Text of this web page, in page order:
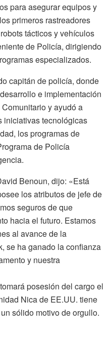
para asegurar equipos y
primeros rastreadores
tácticos y vehículos
de Policía, dirigiendo
especializados.
capitán de policía, donde
e implementación
y ayudó a
iniciativas tecnológicas
los programas de
de Policía
Benoun, dijo: «Está
los atributos de jefe de
seguros de que
hacia el futuro. Estamos
al avance de la
se ha ganado la confianza
y nuestra
posesión del cargo el
Nica de EE.UU. tiene
sólido motivo de orgullo.